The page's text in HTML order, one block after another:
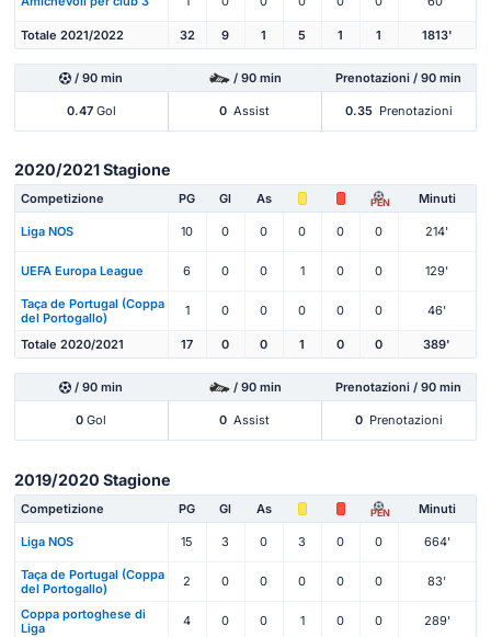
Totale 2021/2022 32 9 1 5 1 1 1813'
/ 90 min / 90 min Prenotazioni / 90 min
0.47Gol 0 Assist 0.35 Prenotazioni
2020/2021 Stagione
Competizione PG Gl As PEN Minuti
Liga NOS 10 0 0 0 0 0 214'
UEFA Europa League 6 0 0 1 0 0 129'
Taça de Portugal (Coppa
del Portogallo)
1 0 0 0 0 0 46'
Totale 2020/2021 17 0 0 1 0 0 389'
/ 90 min / 90 min Prenotazioni / 90 min
0 Gol 0 Assist 0 Prenotazioni
2019/2020 Stagione
Competizione PG Gl As PEN Minuti
Liga NOS 15 3 0 3 0 0 664'
Taça de Portugal (Coppa
del Portogallo)
2 0 0 0 0 0 83'
Coppa portoghese di
Liga
4 0 0 1 0 0 289'